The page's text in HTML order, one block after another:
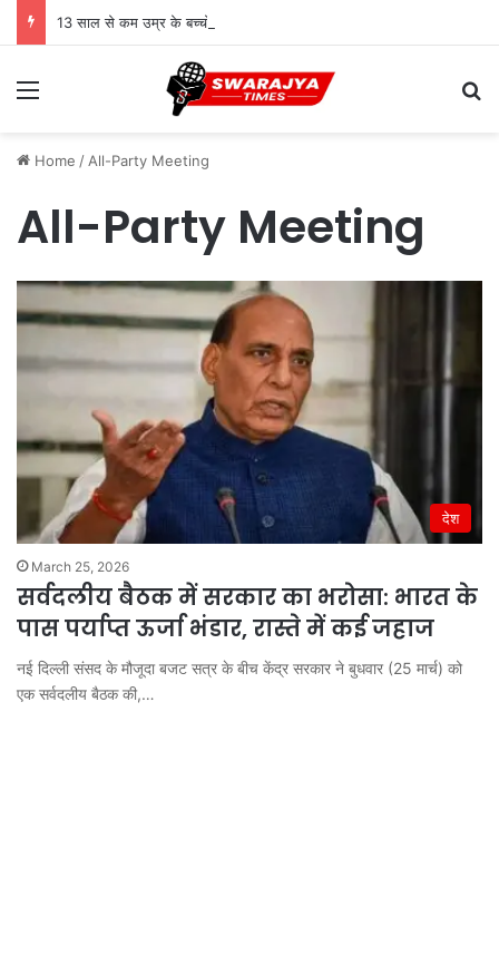
Menu
Home / All-Party Meeting
All-Party Meeting
देश
March 25, 2026
सर्वदलीय बैठक में सरकार का भरोसा: भारत के
पास पर्याप्त ऊर्जा भंडार, रास्ते में कई जहाज
नई दिल्ली संसद के मौजूदा बजट सत्र के बीच केंद्र सरकार ने बुधवार (25 मार्च) को
एक सर्वदलीय बैठक की,…